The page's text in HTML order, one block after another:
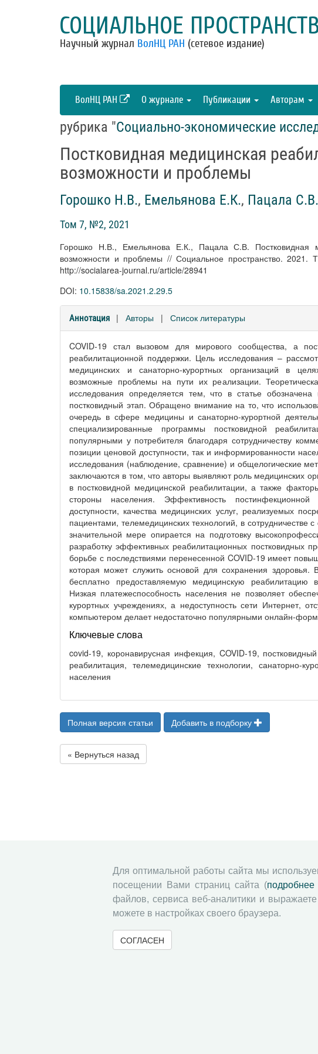
СОЦИАЛЬНОЕ
Научный журнал ВолНЦ РАН (сетевое издание)
ВолНЦ РАН О журнале Публикации Авторам
рубрика "Социально-экономические
Постковидная медицинская
возможности и проблемы
Горошко Н.В., Емельянова Е.К., Пацала С.В.
Том 7, №2, 2021
Горошко Н.В., Емельянова Е.К., Пацала С.В. Постковидная
возможности и проблемы // Социальное пространство.
http://socialarea-journal.ru/article/28941
DOI: 10.15838/sa.2021.2.29.5
Аннотация | Авторы | Список литературы
COVID-19 стал вызовом для мирового сообщества, а
реабилитационной поддержки. Цель исследования –
медицинских и санаторно-курортных организаций в
возможные проблемы на пути их реализации.
исследования определяется тем, что в статье
постковидный этап. Обращено внимание на то, что
очередь в сфере медицины и санаторно-курортной
специализированные программы постковидной
популярными у потребителя благодаря сотрудничеству
позиции ценовой доступности, так и информированности
исследования (наблюдение, сравнение) и общелогические
заключаются в том, что авторы выявляют роль медицинских
в постковидной медицинской реабилитации, а также
стороны населения. Эффективность
доступности, качества медицинских услуг, реализуемых
пациентами, телемедицинских технологий, в сотрудничестве
значительной мере опирается на подготовку
разработку эффективных реабилитационных постковидных
борьбе с последствиями перенесенной COVID-19 имеет
которая может служить основой для сохранения
бесплатно предоставляемую медицинскую реабилитацию
Низкая платежеспособность населения не позволяет
курортных учреждениях, а недоступность сети Интернет,
компьютером делает недостаточно популярными онлайн-
Ключевые слова
covid-19, коронавирусная инфекция, COVID-19,
реабилитация, телемедицинские технологии, санаторно-
населения
Полная версия статьи Добавить в подборку
« Вернуться назад
Для оптимальной работы сайта мы
посещении Вами страниц сайта (
файлов, сервиса веб-аналитики и выражаете
можете в настройках своего браузера.
СОГЛАСЕН